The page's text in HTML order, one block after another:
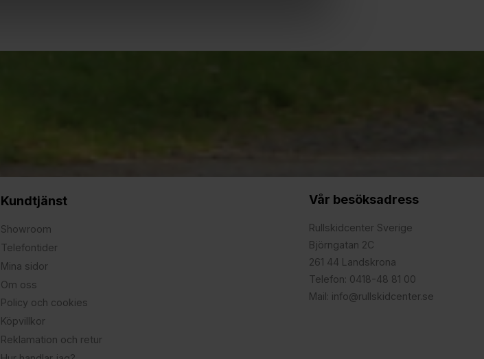
Kundtjänst
Showroom
Telefontider
Mina sidor
Om oss
Policy och cookies
Köpvillkor
Reklamation och retur
Vår besöksadress
Rullskidcenter Sverige
Björngatan 2C
261 44 Landskrona
Telefon: 0418-48 81 00
Mail: info@rullskidcenter.se